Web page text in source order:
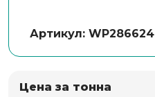
Артикул: WP286624
Цена за тонна